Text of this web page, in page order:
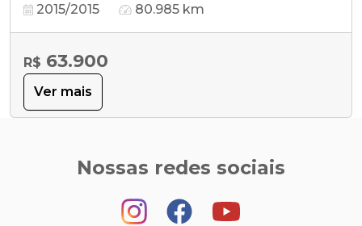
2015/2015 80.985 km
R$ 63.900
Ver mais
Nossas redes sociais